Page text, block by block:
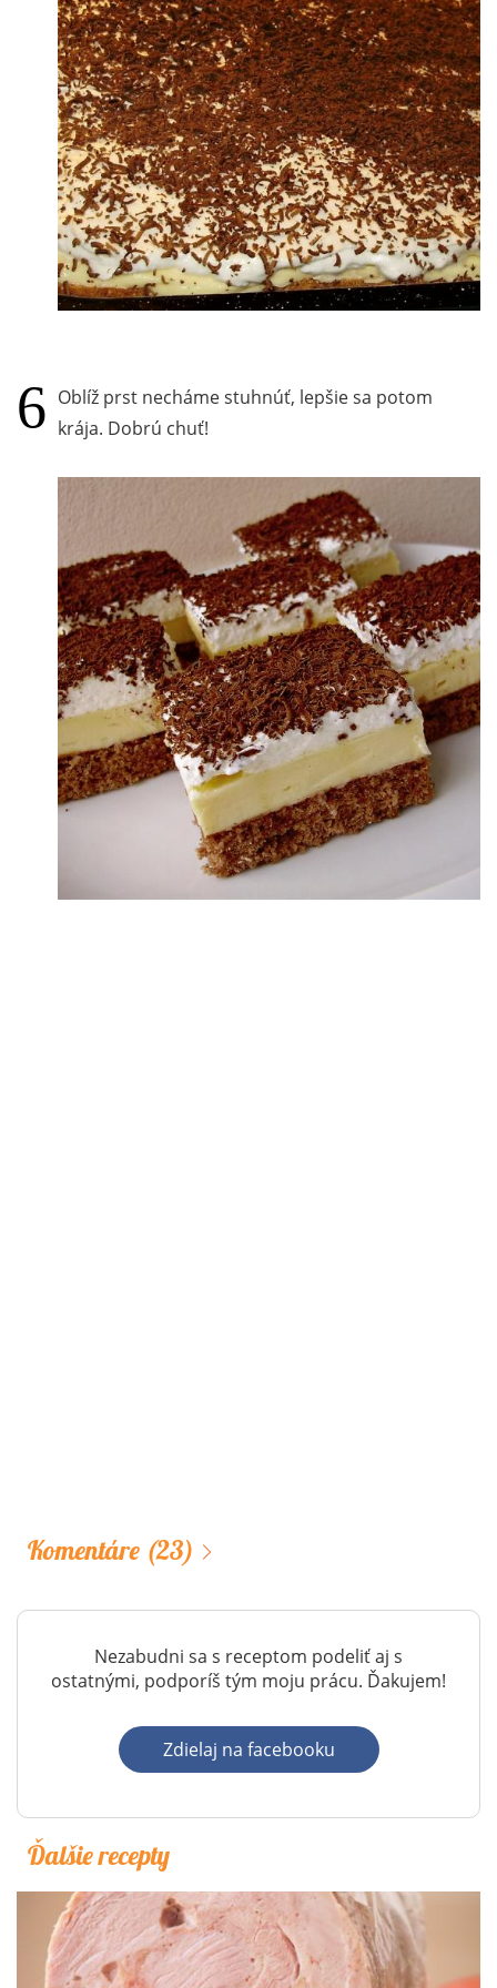
Oblíž prst necháme stuhnúť, lepšie sa potom
krája. Dobrú chuť!
Komentáre (23)
Nezabudni sa s receptom podeliť aj s
ostatnými, podporíš tým moju prácu. Ďakujem!
Zdielaj na facebooku
Ďalšie recepty